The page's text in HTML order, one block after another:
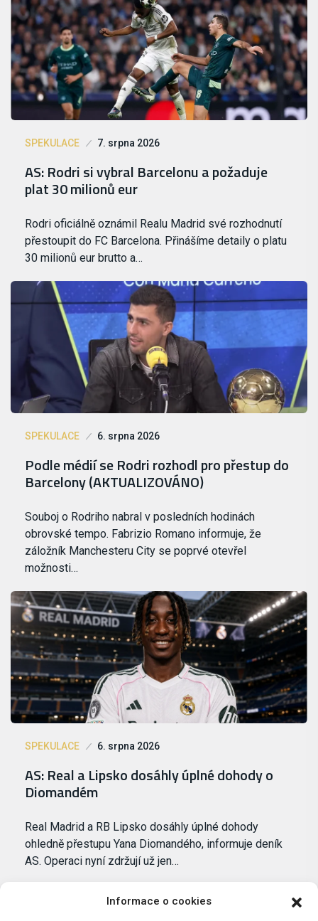
Informace o cookies
SPEKULACE 7. srpna 2026
AS: Rodri si vybral Barcelonu a požaduje
plat 30 milionů eur
Rodri oficiálně oznámil Realu Madrid své rozhodnutí
přestoupit do FC Barcelona. Přinášíme detaily o platu
30 milionů eur brutto a…
SPEKULACE 6. srpna 2026
Podle médií se Rodri rozhodl pro přestup do
Barcelony (AKTUALIZOVÁNO)
Souboj o Rodriho nabral v posledních hodinách
obrovské tempo. Fabrizio Romano informuje, že
záložník Manchesteru City se poprvé otevřel
možnosti…
SPEKULACE 6. srpna 2026
AS: Real a Lipsko dosáhly úplné dohody o
Diomandém
Real Madrid a RB Lipsko dosáhly úplné dohody
ohledně přestupu Yana Diomandého, informuje deník
AS. Operaci nyní zdržují už jen…